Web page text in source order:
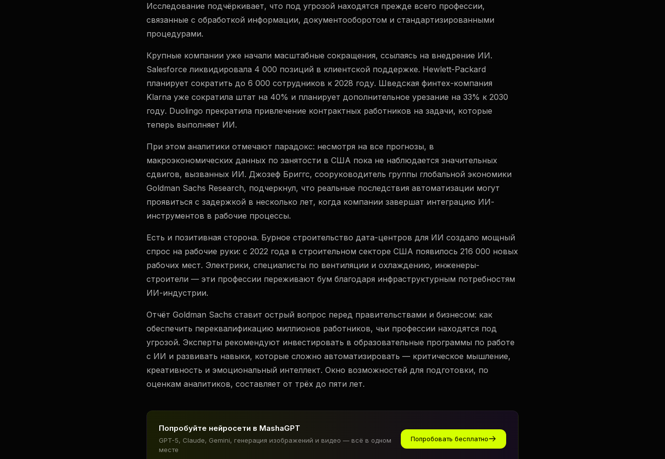
Исследование подчёркивает, что под угрозой находятся прежде всего профессии,
связанные с обработкой информации, документооборотом и стандартизированными
процедурами.
Крупные компании уже начали масштабные сокращения, ссылаясь на внедрение ИИ.
Salesforce ликвидировала 4 000 позиций в клиентской поддержке. Hewlett-Packard
планирует сократить до 6 000 сотрудников к 2028 году. Шведская финтех-компания
Klarna уже сократила штат на 40% и планирует дополнительное урезание на 33% к 2030
году. Duolingo прекратила привлечение контрактных работников на задачи, которые
теперь выполняет ИИ.
При этом аналитики отмечают парадокс: несмотря на все прогнозы, в
макроэкономических данных по занятости в США пока не наблюдается значительных
сдвигов, вызванных ИИ. Джозеф Бриггс, сооруководитель группы глобальной экономики
Goldman Sachs Research, подчеркнул, что реальные последствия автоматизации могут
проявиться с задержкой в несколько лет, когда компании завершат интеграцию ИИ-
инструментов в рабочие процессы.
Есть и позитивная сторона. Бурное строительство дата-центров для ИИ создало мощный
спрос на рабочие руки: с 2022 года в строительном секторе США появилось 216 000 новых
рабочих мест. Электрики, специалисты по вентиляции и охлаждению, инженеры-
строители — эти профессии переживают бум благодаря инфраструктурным потребностям
ИИ-индустрии.
Отчёт Goldman Sachs ставит острый вопрос перед правительствами и бизнесом: как
обеспечить переквалификацию миллионов работников, чьи профессии находятся под
угрозой. Эксперты рекомендуют инвестировать в образовательные программы по работе
с ИИ и развивать навыки, которые сложно автоматизировать — критическое мышление,
креативность и эмоциональный интеллект. Окно возможностей для подготовки, по
оценкам аналитиков, составляет от трёх до пяти лет.
Попробуйте нейросети в MashaGPT
GPT-5, Claude, Gemini, генерация изображений и видео — всё в одном
месте
Попробовать бесплатно